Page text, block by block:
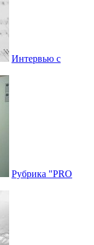
Интервью с
Рубрика "PRO